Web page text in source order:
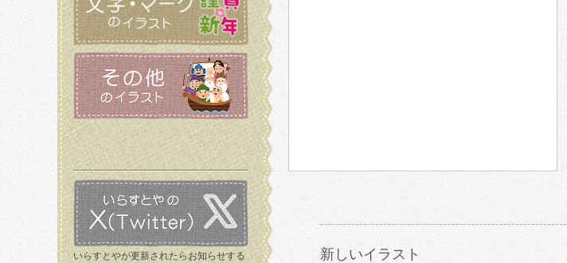
いらすとやが更新されたらお知らせする
新しいイラスト